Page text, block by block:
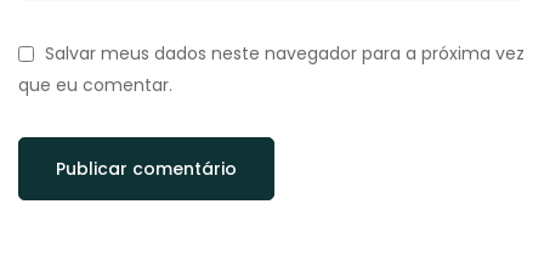
Salvar meus dados neste navegador para a próxima vez
que eu comentar.